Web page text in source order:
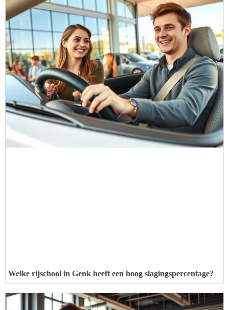
Welke rijschool in Genk heeft een hoog slagingspercentage?